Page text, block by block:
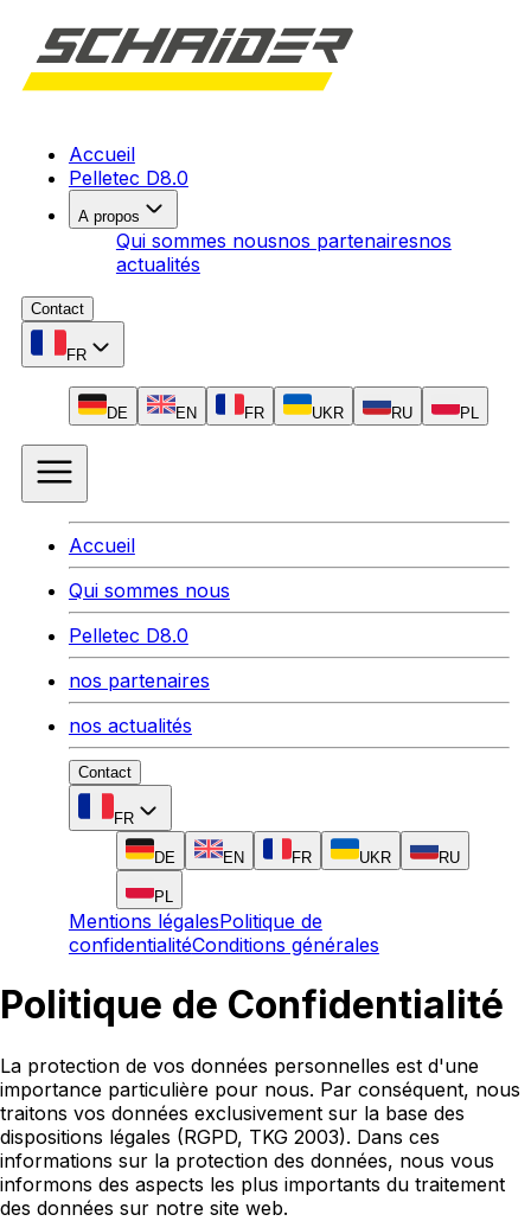
Accueil
Pelletec D8.0
A propos
Qui sommes nousnos partenairesnos
actualités
Contact
FR
DE EN FR UKR RU PL
Accueil
Qui sommes nous
Pelletec D8.0
nos partenaires
nos actualités
Contact
FR
DE EN FR UKR RU
PL
Mentions légalesPolitique de
confidentialitéConditions générales
Politique de Confidentialité
La protection de vos données personnelles est d'une
importance particulière pour nous. Par conséquent, nous
traitons vos données exclusivement sur la base des
dispositions légales (RGPD, TKG 2003). Dans ces
informations sur la protection des données, nous vous
informons des aspects les plus importants du traitement
des données sur notre site web.